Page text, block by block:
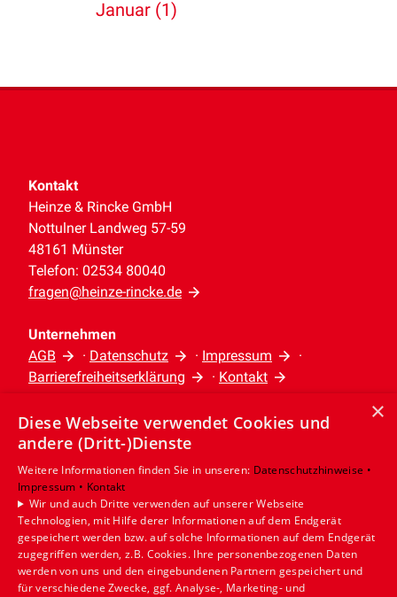
Januar (1)
Kontakt
Heinze & Rincke GmbH
Nottulner Landweg 57-59
48161 Münster
Telefon: 02534 80040
fragen@heinze-rincke.de
Unternehmen
AGB
· Datenschutz · Impressum
·
Barrierefreiheitserklärung
· Kontakt
Leistungen
Privatkunden
Gewerbekunden
Karriere
Unternehmen
Standort
Münster
×
Diese Webseite verwendet Cookies und
andere (Dritt-)Dienste
Weitere Informationen finden Sie in unseren: Datenschutzhinweise •
Impressum • Kontakt
Wir und auch Dritte verwenden auf unserer Webseite
Technologien, mit Hilfe derer Informationen auf dem Endgerät
gespeichert werden bzw. auf solche Informationen auf dem Endgerät
zugegriffen werden, z.B. Cookies. Ihre personenbezogenen Daten
werden von uns und den eingebundenen Partnern gespeichert und
für verschiedene Zwecke, ggf. Analyse-, Marketing- und